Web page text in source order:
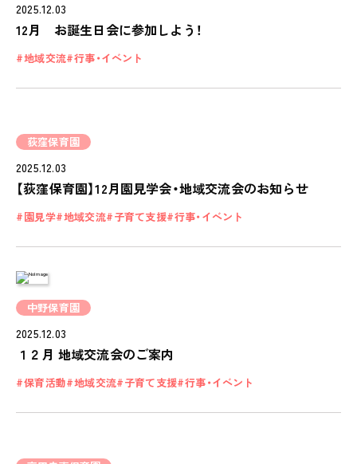
採用情報
ピノキオチャンネル
2025.12.03
12月 お誕生日会に参加しよう！
地域交流 行事・イベント
荻窪保育園
2025.12.03
【荻窪保育園】12月園見学会・地域交流会のお知らせ
園見学 地域交流 子育て支援 行事・イベント
中野保育園
2025.12.03
１２月 地域交流会のご案内
保育活動 地域交流 子育て支援 行事・イベント